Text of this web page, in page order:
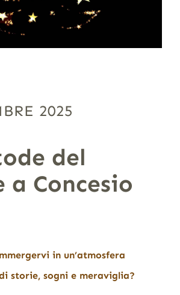
2025
del
a Concesio
in un’atmosfera
storie, sogni e meraviglia?